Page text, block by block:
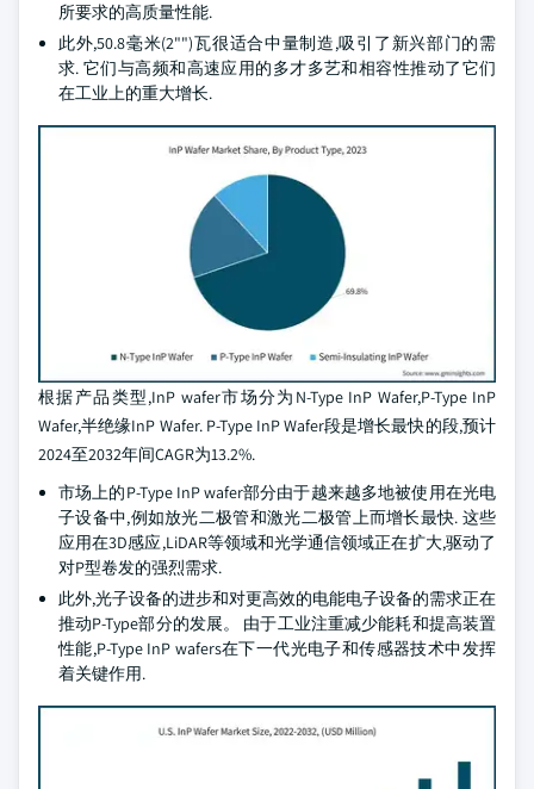
所要求的高质量性能.
此外,50.8毫米(2"")瓦很适合中量制造,吸引了新兴部门的需
求. 它们与高频和高速应用的多才多艺和相容性推动了它们
在工业上的重大增长.
根据产品类型,InP wafer市场分为N-Type InP Wafer,P-Type InP
Wafer,半绝缘InP Wafer. P-Type InP Wafer段是增长最快的段,预计
2024至2032年间CAGR为13.2%.
市场上的P-Type InP wafer部分由于越来越多地被使用在光电
子设备中,例如放光二极管和激光二极管上而增长最快. 这些
应用在3D感应,LiDAR等领域和光学通信领域正在扩大,驱动了
对P型卷发的强烈需求.
此外,光子设备的进步和对更高效的电能电子设备的需求正在
推动P-Type部分的发展。 由于工业注重减少能耗和提高装置
性能,P-Type InP wafers在下一代光电子和传感器技术中发挥
着关键作用.